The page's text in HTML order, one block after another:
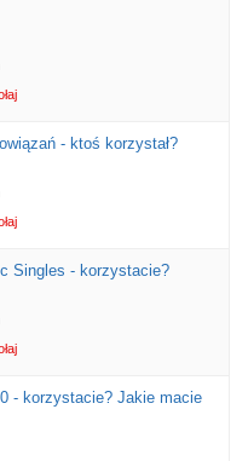
- ktoś korzystał?
Singles - korzystacie?
- korzystacie? Jakie macie